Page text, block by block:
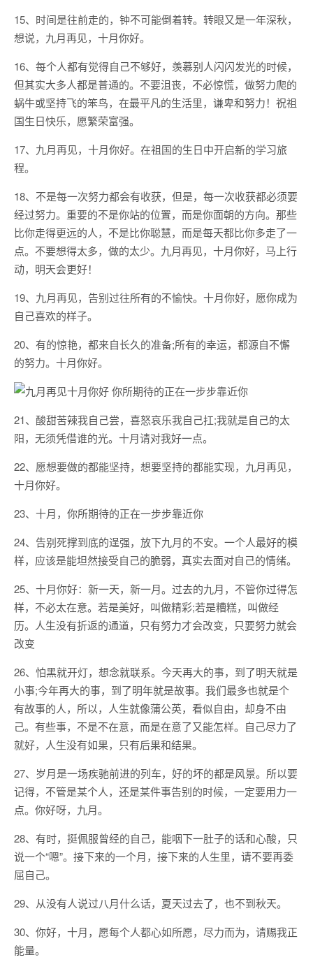
15、时间是往前走的，钟不可能倒着转。转眼又是一年深秋，
想说，九月再见，十月你好。
16、每个人都有觉得自己不够好，羡慕别人闪闪发光的时候，
但其实大多人都是普通的。不要沮丧，不必惊慌，做努力爬的
蜗牛或坚持飞的笨鸟，在最平凡的生活里，谦卑和努力！祝祖
国生日快乐，愿繁荣富强。
17、九月再见，十月你好。在祖国的生日中开启新的学习旅
程。
18、不是每一次努力都会有收获，但是，每一次收获都必须要
经过努力。重要的不是你站的位置，而是你面朝的方向。那些
比你走得更远的人，不是比你聪慧，而是每天都比你多走了一
点。不要想得太多，做的太少。九月再见，十月你好，马上行
动，明天会更好！
19、九月再见，告别过往所有的不愉快。十月你好，愿你成为
自己喜欢的样子。
20、有的惊艳，都来自长久的准备;所有的幸运，都源自不懈
的努力。十月你好。
21、酸甜苦辣我自己尝，喜怒哀乐我自己扛;我就是自己的太
阳，无须凭借谁的光。十月请对我好一点。
22、愿想要做的都能坚持，想要坚持的都能实现，九月再见，
十月你好。
23、十月，你所期待的正在一步步靠近你
24、告别死撑到底的逞强，放下九月的不安。一个人最好的模
样，应该是能坦然接受自己的脆弱，真实去面对自己的情绪。
25、十月你好：新一天，新一月。过去的九月，不管你过得怎
样，不必太在意。若是美好，叫做精彩;若是糟糕，叫做经
历。人生没有折返的通道，只有努力才会改变，只要努力就会
改变
26、怕黑就开灯，想念就联系。今天再大的事，到了明天就是
小事;今年再大的事，到了明年就是故事。我们最多也就是个
有故事的人，所以，人生就像蒲公英，看似自由，却身不由
己。有些事，不是不在意，而是在意了又能怎样。自己尽力了
就好，人生没有如果，只有后果和结果。
27、岁月是一场疾驰前进的列车，好的坏的都是风景。所以要
记得，不管是某个人，还是某件事告别的时候，一定要用力一
点。你好呀，九月。
28、有时，挺佩服曾经的自己，能咽下一肚子的话和心酸，只
说一个“嗯”。接下来的一个月，接下来的人生里，请不要再委
屈自己。
29、从没有人说过八月什么话，夏天过去了，也不到秋天。
30、你好，十月，愿每个人都心如所愿，尽力而为，请赐我正
能量。